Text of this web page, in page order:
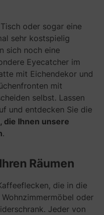
oder sogar eine
sehr kostspielig
sich noch eine
Eyecatcher im
mit Eichendekor und
mit
selbst. Lassen
und entdecken Sie die
die Ihnen unsere
.
Räumen
die in die
oder
Jeder von